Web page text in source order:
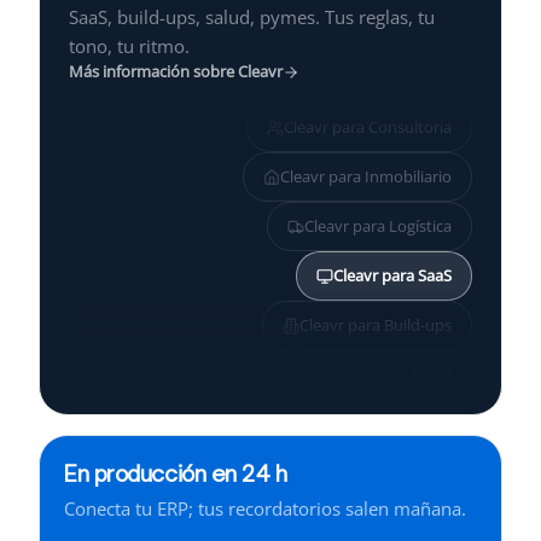
SaaS, build-ups, salud, pymes. Tus reglas, tu
tono, tu ritmo.
Más información sobre Cleavr
Cleavr para Consultoría
Cleavr para Inmobiliario
Cleavr para Logística
Cleavr paraSaaS
Cleavr para Build-ups
Cleavr para Finanzas
En producción en 24 h
Conecta tu ERP; tus recordatorios salen mañana.